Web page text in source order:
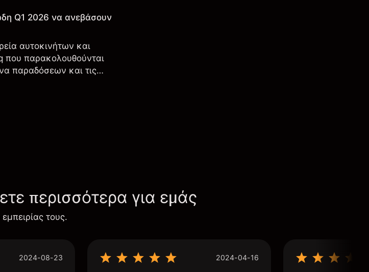
Q1 2026 να ανεβάσουν
αυτοκινήτων και
που παρακολουθούνται
παραδόσεων και τις
περισσότερα για εμάς
τους.
2024-08-23 2024-04-16